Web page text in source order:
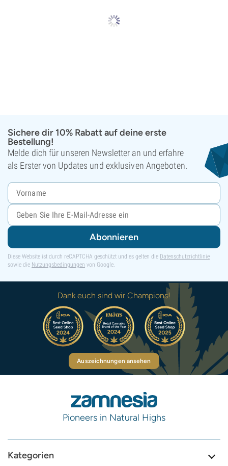
Sichere dir 10% Rabatt auf deine erste
Bestellung!
Melde dich für unseren Newsletter an und erfahre
als Erster von Updates und exklusiven Angeboten.
Abonnieren
Diese Website ist durch reCAPTCHA geschützt und es gelten die Datenschutzrichtlinie
sowie die Nutzungsbedingungen von Google.
Dank euch sind wir Champions!
Auszeichnungen ansehen
Pioneers in Natural Highs
Kategorien